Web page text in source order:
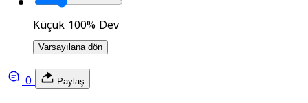
Küçük 100%Dev
Varsayılana dön
0 Paylaş